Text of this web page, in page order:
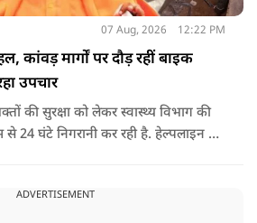
07 Aug, 2026 12:22 PM
कांवड़ मार्गों पर दौड़ रहीं बाइक
उपचार
की सुरक्षा को लेकर स्वास्थ्य विभाग की
24 घंटे निगरानी कर रही है. हेल्पलाइन पर
ADVERTISEMENT